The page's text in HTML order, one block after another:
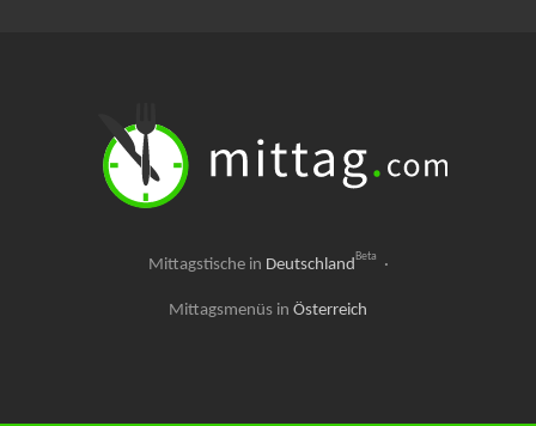
Mittagstische in DeutschlandBeta ·
Mittagsmenüs in Österreich